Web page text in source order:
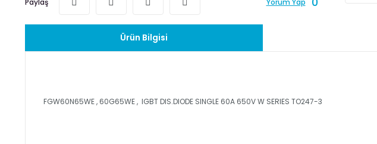
Paylaş Yorum Yap
Ürün Bilgisi
FGW60N65WE , 60G65WE , IGBT DIS.DIODE SINGLE 60A 650V W SERIES TO247-3